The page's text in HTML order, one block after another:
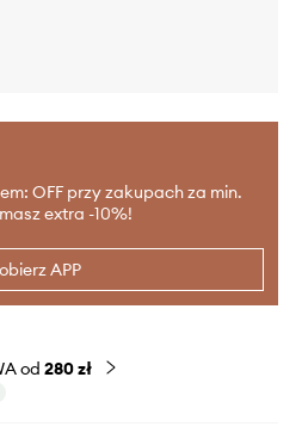
OFF przy zakupach za min.
extra -10%!
APP
od 280 zł